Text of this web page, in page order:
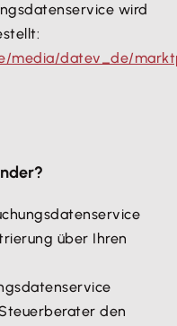
wird
datev_de/
über Ihren
den